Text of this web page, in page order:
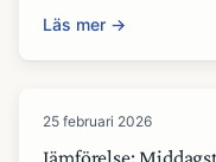
Läs mer →
25 februari 2026
Jämförelse: